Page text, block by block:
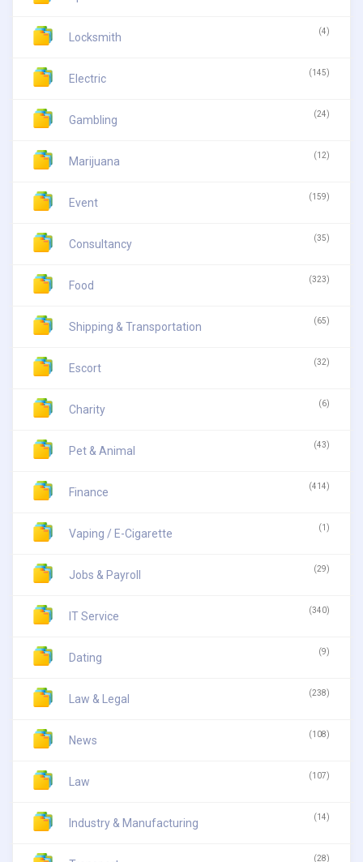
Locksmith (4)
Electric (145)
Gambling (24)
Marijuana (12)
Event (159)
Consultancy (35)
Food (323)
Shipping & Transportation (65)
Escort (32)
Charity (6)
Pet & Animal (43)
Finance (414)
Vaping / E-Cigarette (1)
Jobs & Payroll (29)
IT Service (340)
Dating (9)
Law & Legal (238)
News (108)
Law (107)
Industry & Manufacturing (14)
(28)